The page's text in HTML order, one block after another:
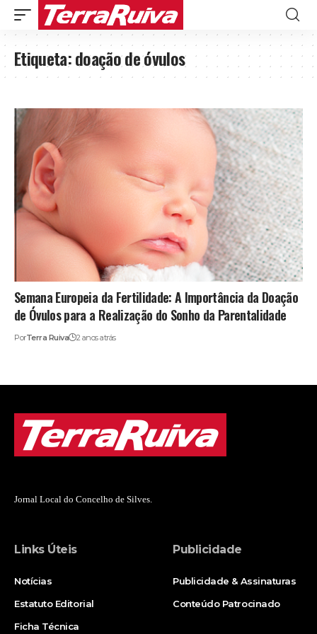
Etiqueta:doação de óvulos
Semana Europeia da Fertilidade: A Importância da Doação
de Óvulos para a Realização do Sonho da Parentalidade
PorTerra Ruiva 2 anos atrás
Jornal Local do Concelho de Silves.
Links Úteis
Notícias
Estatuto Editorial
Ficha Técnica
Publicidade
Publicidade & Assinaturas
Conteúdo Patrocinado